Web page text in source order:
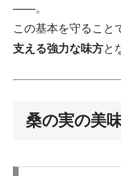
——。
この基本を守る こと
支える強力な味方と
桑の実の美